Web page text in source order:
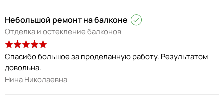
Небольшой ремонт на балконе
Отделка и остекление балконов
Спасибо большое за проделанную работу. Результатом
довольна.
Нина Николаевна